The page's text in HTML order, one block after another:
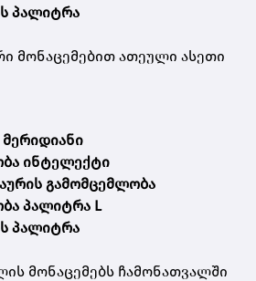
პალიტრა
მონაცემებით ათეული ასეთი
ინტელექტი
გამომცემლობა
პალიტრა L
პალიტრა
მონაცემებს ჩამონათვალში